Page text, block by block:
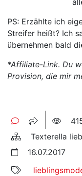
PS: Erzählte ich
Streifer heißt? Ich
übernehmen bald
*Affiliate-Link. Du
Provision, die mir
Texterella
16.07.2017